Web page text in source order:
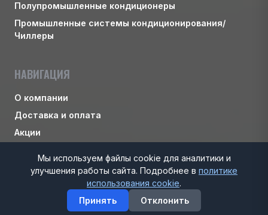
Полупромышленные кондиционеры
Промышленные системы кондиционирования/
Чиллеры
НАВИГАЦИЯ
О компании
Доставка и оплата
Акции
Блог
Пользовательское соглашение
Каталог Корзина Избранное
Мы используем файлы cookie для аналитики и
улучшения работы сайта. Подробнее в политике
использования cookie.
Принять
Отклонить